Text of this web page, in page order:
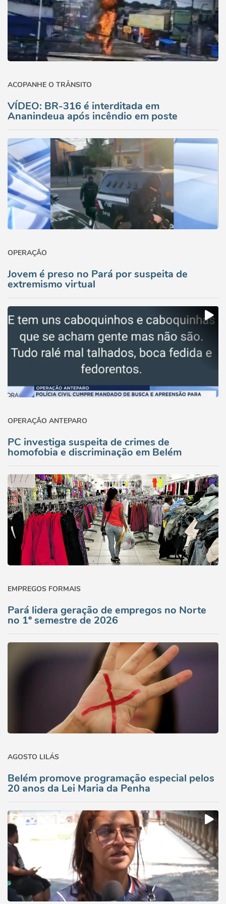
ACOPANHE O TRÂNSITO
VÍDEO: BR-316 é interditada em
Ananindeua após incêndio em poste
OPERAÇÃO
Jovem é preso no Pará por suspeita de
extremismo virtual
OPERAÇÃO ANTEPARO
PC investiga suspeita de crimes de
homofobia e discriminação em Belém
EMPREGOS FORMAIS
Pará lidera geração de empregos no Norte
no 1º semestre de 2026
AGOSTO LILÁS
Belém promove programação especial pelos
20 anos da Lei Maria da Penha